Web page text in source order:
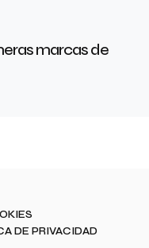
marcas de
DE PRIVACIDAD